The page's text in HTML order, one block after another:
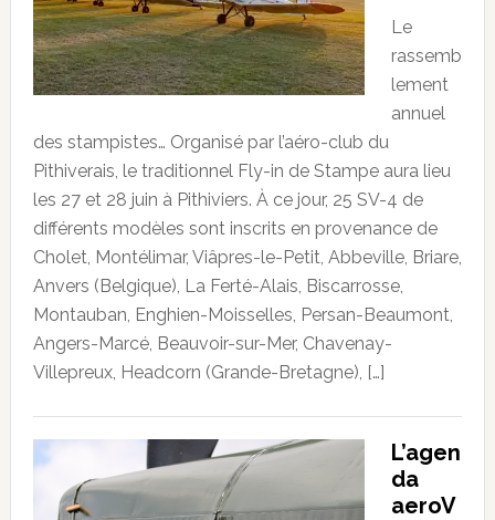
Le
rassemb
lement
annuel
des stampistes… Organisé par l’aéro-club du
Pithiverais, le traditionnel Fly-in de Stampe aura lieu
les 27 et 28 juin à Pithiviers. À ce jour, 25 SV-4 de
différents modèles sont inscrits en provenance de
Cholet, Montélimar, Viâpres-le-Petit, Abbeville, Briare,
Anvers (Belgique), La Ferté-Alais, Biscarrosse,
Montauban, Enghien-Moisselles, Persan-Beaumont,
Angers-Marcé, Beauvoir-sur-Mer, Chavenay-
Villepreux, Headcorn (Grande-Bretagne), […]
L’agen
da
aeroV